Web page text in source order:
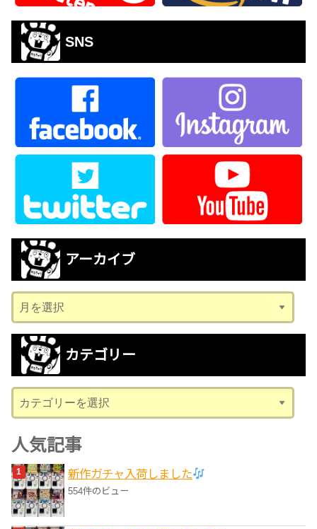
SNS
アーカイブ
ー
カ
ブ
カテゴリー
テ
ゴ
リ
ー
人気記事
新作ガチャ入荷しました
554件のビュー